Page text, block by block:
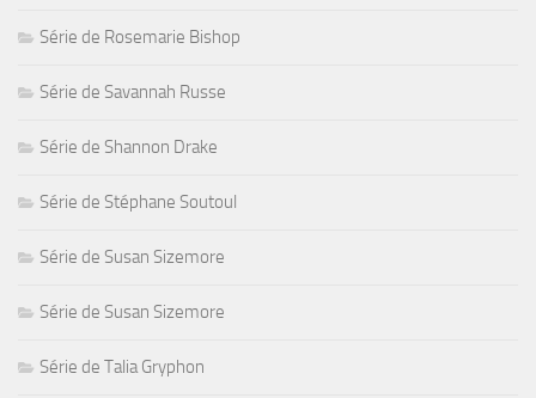
Série de Rosemarie Bishop
Série de Savannah Russe
Série de Shannon Drake
Série de Stéphane Soutoul
Série de Susan Sizemore
Série de Susan Sizemore
Série de Talia Gryphon